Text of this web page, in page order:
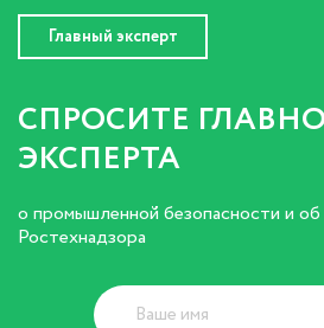
Главный эксперт
СПРОСИТЕ
ЭКСПЕРТА
о промышленной безопасности и
Ростехнадзора